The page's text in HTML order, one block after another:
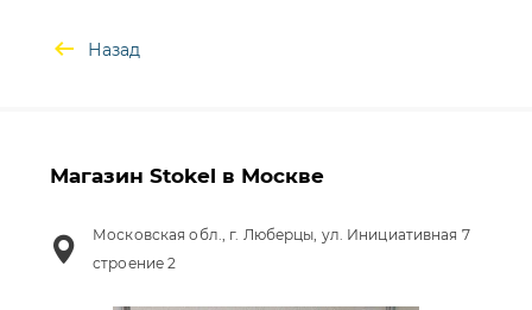
Назад
Магазин Stokel в Москве
Московская обл., г. Люберцы, ул. Инициативная 7
строение 2